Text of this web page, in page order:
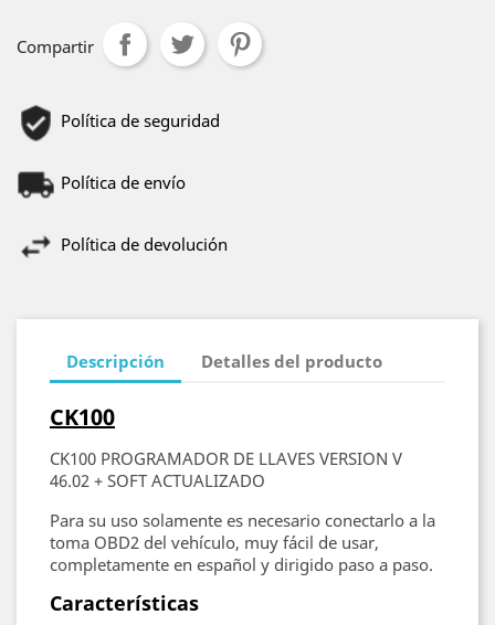
Compartir
Política de seguridad
Política de envío
Política de devolución
Descripción Detalles del producto
CK100
CK100 PROGRAMADOR DE LLAVES VERSION V
46.02 + SOFT ACTUALIZADO
Para su uso solamente es necesario conectarlo a la
toma OBD2 del vehículo, muy fácil de usar,
completamente en español y dirigido paso a paso.
Características